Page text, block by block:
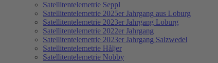
Satellitentelemetrie Seppl
Satellitentelemetrie 2025er Jahrgang aus Loburg
Satellitentelemetrie 2023er Jahrgang Loburg
Satellitentelemetrie 2022er Jahrgang
Satellitentelemetrie 2023er Jahrgang Salzwedel
Satellitentelemetrie Håljer
Satellitentelemetrie Nobby